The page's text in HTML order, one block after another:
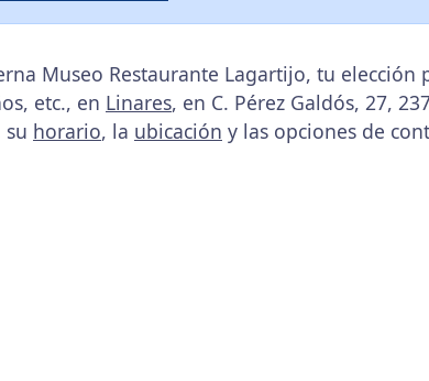
Museo Restaurante Lagartijo, tu elección
etc., en Linares, en C. Pérez Galdós, 27,
su horario, la ubicación y las opciones de